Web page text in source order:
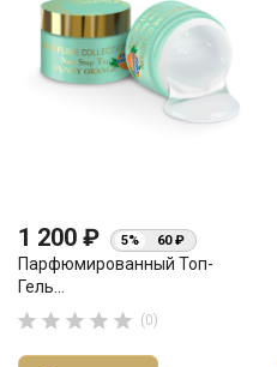
1 200 ₽ 5% 60 ₽
Парфюмированный Топ-
Гель...
     (0)